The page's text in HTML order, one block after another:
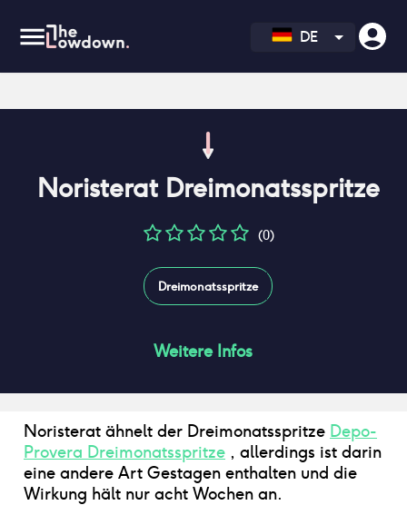
DE
Noristerat Dreimonatsspritze
(0)
Dreimonatsspritze
Weitere Infos
Noristerat ähnelt der Dreimonatsspritze Depo-
Provera Dreimonatsspritze , allerdings ist darin
eine andere Art Gestagen enthalten und die
Wirkung hält nur acht Wochen an.